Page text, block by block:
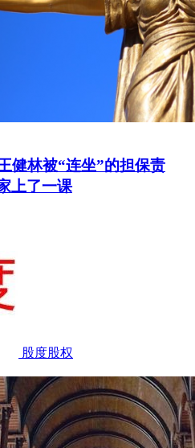
健林被“连坐”的担保责
上了一课
股度股权